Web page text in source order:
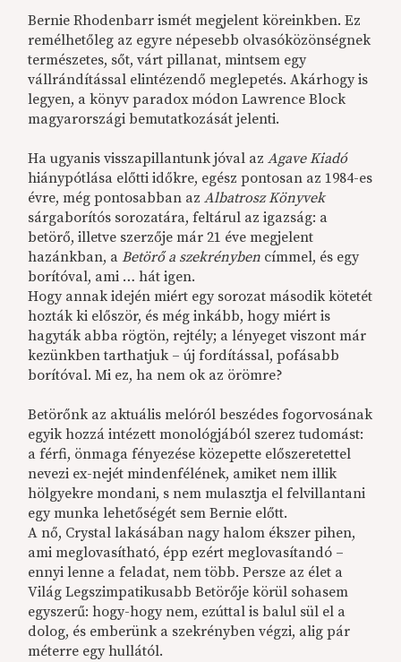
Bernie Rhodenbarr ismét megjelent köreinkben. Ez
remélhetőleg az egyre népesebb olvasóközönségnek
természetes, sőt, várt pillanat, mintsem egy
vállrándítással elintézendő meglepetés. Akárhogy is
legyen, a könyv paradox módon Lawrence Block
magyarországi bemutatkozását jelenti.
Ha ugyanis visszapillantunk jóval azAgave Kiadó
hiánypótlása előtti időkre, egész pontosan az 1984-es
évre, még pontosabban azAlbatrosz Könyvek
sárgaborítós sorozatára, feltárul az igazság: a
betörő, illetve szerzője már 21 éve megjelent
hazánkban, aBetörő a szekrényben címmel, és egy
borítóval, ami … hát igen.
Hogy annak idején miért egy sorozat második kötetét
hozták ki először, és még inkább, hogy miért is
hagyták abba rögtön, rejtély; a lényeget viszont már
kezünkben tarthatjuk – új fordítással, pofásabb
borítóval. Mi ez, ha nem ok az örömre?
Betörőnk az aktuális melóról beszédes fogorvosának
egyik hozzá intézett monológjából szerez tudomást:
a férfi, önmaga fényezése közepette előszeretettel
nevezi ex-nejét mindenfélének, amiket nem illik
hölgyekre mondani, s nem mulasztja el felvillantani
egy munka lehetőségét sem Bernie előtt.
A nő, Crystal lakásában nagy halom ékszer pihen,
ami meglovasítható, épp ezért meglovasítandó –
ennyi lenne a feladat, nem több. Persze az élet a
Világ Legszimpatikusabb Betörője körül sohasem
egyszerű: hogy-hogy nem, ezúttal is balul sül el a
dolog, és emberünk a szekrényben végzi, alig pár
méterre egy hullától.